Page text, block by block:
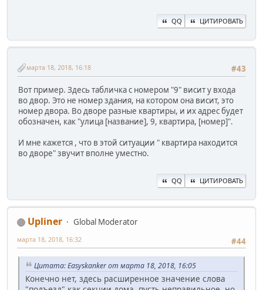
QQ ЦИТИРОВАТЬ
#43
марта 18, 2018, 16:18
Вот пример. Здесь табличка с номером "9" висит у входа
во двор. Это не номер здания, на котором она висит, это
номер двора. Во дворе разные квартиры, и их адрес будет
обозначен, как "улица [название], 9, квартира, [номер]".
И мне кажется , что в этой ситуации " квартира находится
во дворе" звучит вполне уместно.
QQ ЦИТИРОВАТЬ
Upliner
Global Moderator
#44
марта 18, 2018, 16:32
Цитата: Easyskanker от марта 18, 2018, 16:05
Конечно нет, здесь расширенное значение слова